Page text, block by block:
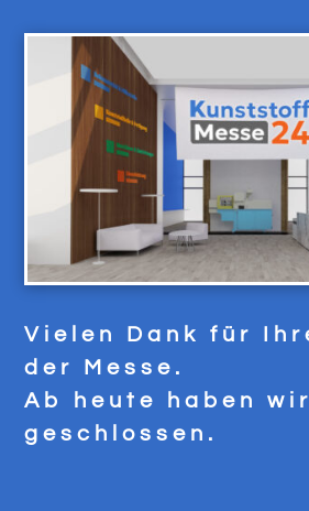
Vielen Dank für
der Messe.
Ab heute haben
geschlossen.